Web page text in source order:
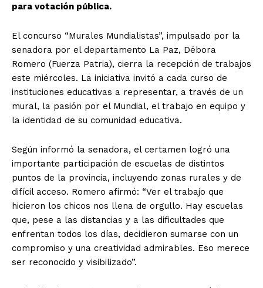
para votación pública.
El concurso “Murales Mundialistas”, impulsado por la
senadora por el departamento La Paz, Débora
Romero (Fuerza Patria), cierra la recepción de trabajos
este miércoles. La iniciativa invitó a cada curso de
instituciones educativas a representar, a través de un
mural, la pasión por el Mundial, el trabajo en equipo y
la identidad de su comunidad educativa.
Según informó la senadora, el certamen logró una
importante participación de escuelas de distintos
puntos de la provincia, incluyendo zonas rurales y de
difícil acceso. Romero afirmó: “Ver el trabajo que
hicieron los chicos nos llena de orgullo. Hay escuelas
que, pese a las distancias y a las dificultades que
enfrentan todos los días, decidieron sumarse con un
compromiso y una creatividad admirables. Eso merece
ser reconocido y visibilizado”.